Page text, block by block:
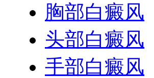
胸部白癜风
头部白癜风
手部白癜风